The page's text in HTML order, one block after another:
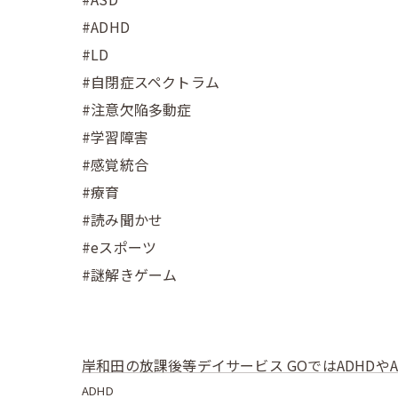
#ADHD
#LD
#自閉症スペクトラム
#注意欠陥多動症
#学習障害
#感覚統合
#療育
#読み聞かせ
#eスポーツ
#謎解きゲーム
岸和田の放課後等デイサービス GOではADHDや
ADHD